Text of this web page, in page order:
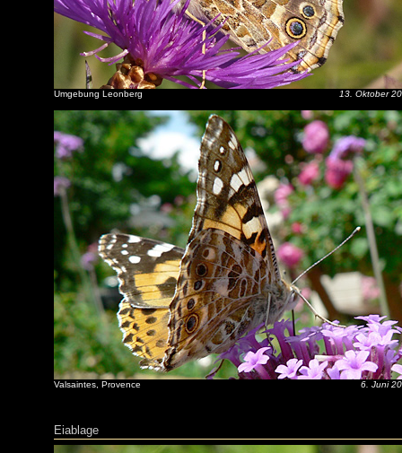
Umgebung Leonberg 13. Oktober
Valsaintes, Provence 6. Juni
Eiablage